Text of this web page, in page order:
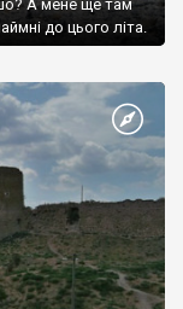
А мене ще там
до цього літа.